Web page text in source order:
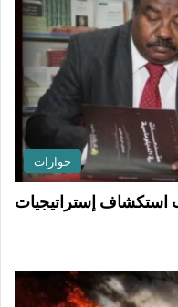
حوارات
استكشاف إستراتيجيات